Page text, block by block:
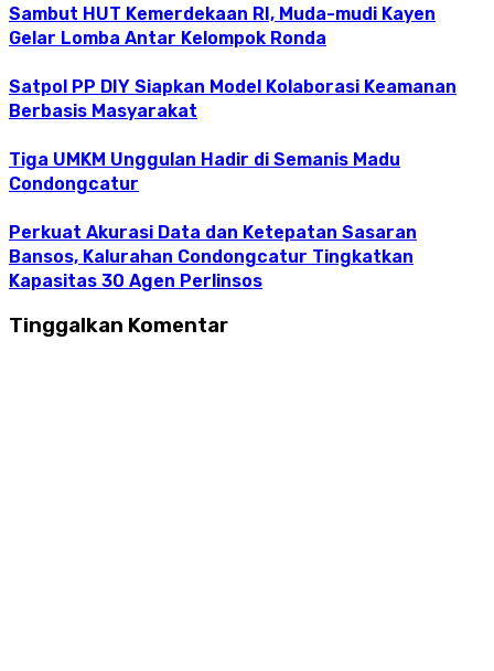
Sambut HUT Kemerdekaan RI, Muda-mudi Kayen
Gelar Lomba Antar Kelompok Ronda
Satpol PP DIY Siapkan Model Kolaborasi Keamanan
Berbasis Masyarakat
Tiga UMKM Unggulan Hadir di Semanis Madu
Condongcatur
Perkuat Akurasi Data dan Ketepatan Sasaran
Bansos, Kalurahan Condongcatur Tingkatkan
Kapasitas 30 Agen Perlinsos
Tinggalkan Komentar